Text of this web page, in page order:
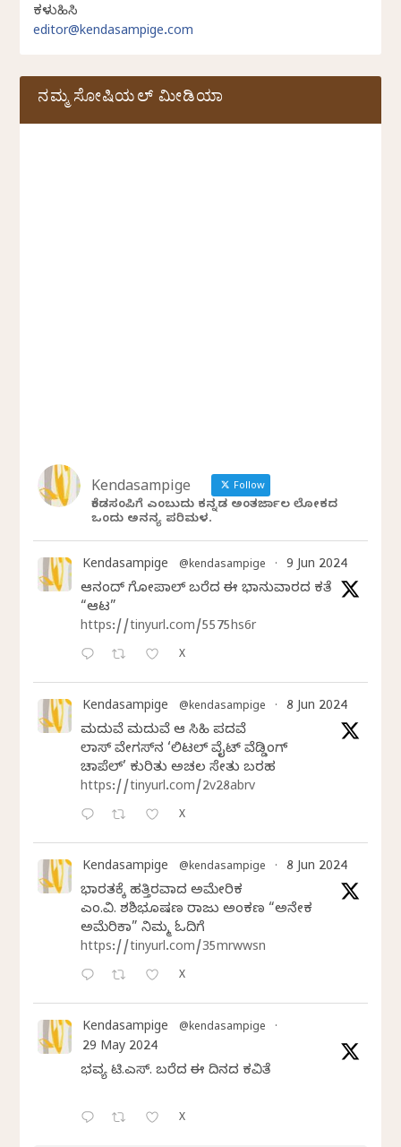
ಕಳುಹಿಸಿ
editor@kendasampige.com
ನಮ್ಮ ಸೋಷಿಯಲ್‌ ಮೀಡಿಯಾ
Kendasampige Follow
ಕೆಂಡಸಂಪಿಗೆ ಎಂಬುದು ಕನ್ನಡ ಅಂತರ್ಜಾಲ ಲೋಕದ
ಒಂದು ಅನನ್ಯ ಪರಿಮಳ.
Kendasampige @kendasampige · 9 Jun 2024
ಆನಂದ್‌ ಗೋಪಾಲ್‌ ಬರೆದ ಈ ಭಾನುವಾರದ ಕತೆ
“ಆಟ”
https://tinyurl.com/5575hs6r
X
Kendasampige @kendasampige · 8 Jun 2024
ಮದುವೆ ಮದುವೆ ಆ ಸಿಹಿ ಪದವೆ
ಲಾಸ್‌ ವೇಗಸ್‌ನ ‘ಲಿಟಲ್ ವೈಟ್ ವೆಡ್ಡಿಂಗ್
ಚಾಪೆಲ್’ ಕುರಿತು ಅಚಲ ಸೇತು ಬರಹ
https://tinyurl.com/2v28abrv
X
Kendasampige @kendasampige · 8 Jun 2024
ಭಾರತಕ್ಕೆ ಹತ್ತಿರವಾದ ಅಮೇರಿಕ
ಎಂ.ವಿ. ಶಶಿಭೂಷಣ ರಾಜು ಅಂಕಣ “ಅನೇಕ
ಅಮೆರಿಕಾ” ನಿಮ್ಮ ಓದಿಗೆ
https://tinyurl.com/35mrwwsn
X
Kendasampige @kendasampige ·
29 May 2024
ಭವ್ಯ ಟಿ.ಎಸ್. ಬರೆದ ಈ ದಿನದ ಕವಿತೆ
X